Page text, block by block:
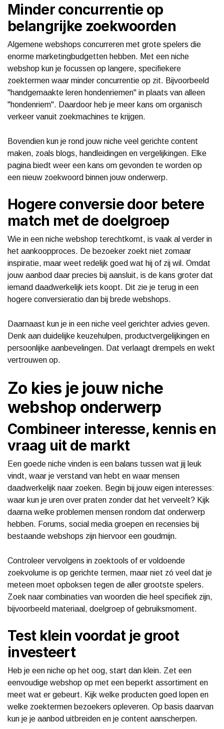
Minder concurrentie op
belangrijke zoekwoorden
Algemene webshops concurreren met grote spelers die
enorme marketingbudgetten hebben. Met een niche
webshop kun je focussen op langere, specifiekere
zoektermen waar minder concurrentie op zit. Bijvoorbeeld
"handgemaakte leren hondenriemen" in plaats van alleen
"hondenriem". Daardoor heb je meer kans om organisch
verkeer vanuit zoekmachines te krijgen.
Bovendien kun je rond jouw niche veel gerichte content
maken, zoals blogs, handleidingen en vergelijkingen. Elke
pagina biedt weer een kans om gevonden te worden op
een nieuw zoekwoord binnen jouw onderwerp.
Hogere conversie door betere
match met de doelgroep
Wie in een niche webshop terechtkomt, is vaak al verder in
het aankoopproces. De bezoeker zoekt niet zomaar
inspiratie, maar weet redelijk goed wat hij of zij wil. Omdat
jouw aanbod daar precies bij aansluit, is de kans groter dat
iemand daadwerkelijk iets koopt. Dit zie je terug in een
hogere conversieratio dan bij brede webshops.
Daarnaast kun je in een niche veel gerichter advies geven.
Denk aan duidelijke keuzehulpen, productvergelijkingen en
persoonlijke aanbevelingen. Dat verlaagt drempels en wekt
vertrouwen op.
Zo kies je jouw niche
webshop onderwerp
Combineer interesse, kennis en
vraag uit de markt
Een goede niche vinden is een balans tussen wat jij leuk
vindt, waar je verstand van hebt en waar mensen
daadwerkelijk naar zoeken. Begin bij jouw eigen interesses:
waar kun je uren over praten zonder dat het verveelt? Kijk
daarna welke problemen mensen rondom dat onderwerp
hebben. Forums, social media groepen en recensies bij
bestaande webshops zijn hiervoor een goudmijn.
Controleer vervolgens in zoektools of er voldoende
zoekvolume is op gerichte termen, maar niet zó veel dat je
meteen moet opboksen tegen de aller grootste spelers.
Zoek naar combinaties van woorden die heel specifiek zijn,
bijvoorbeeld materiaal, doelgroep of gebruiksmoment.
Test klein voordat je groot
investeert
Heb je een niche op het oog, start dan klein. Zet een
eenvoudige webshop op met een beperkt assortiment en
meet wat er gebeurt. Kijk welke producten goed lopen en
welke zoektermen bezoekers opleveren. Op basis daarvan
kun je je aanbod uitbreiden en je content aanscherpen.